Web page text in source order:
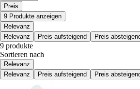
Preis
9 Produkte anzeigen
Relevanz
Relevanz
Preis aufsteigend Preis
9 produkte
Sortieren nach
Relevanz
Relevanz
Preis aufsteigend Preis